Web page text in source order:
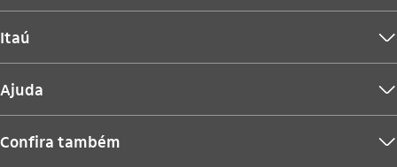
Itaú seta_baixo
Ajuda seta_baixo
Confira também seta_baixo